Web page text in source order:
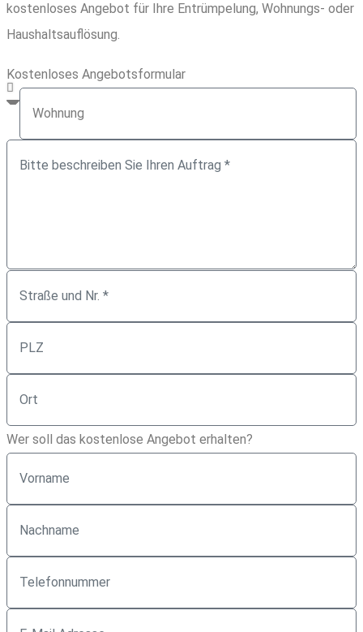
kostenloses Angebot für Ihre Entrümpelung, Wohnungs- oder
Haushaltsauflösung.
Kostenloses Angebotsformular
Wer soll das kostenlose Angebot erhalten?